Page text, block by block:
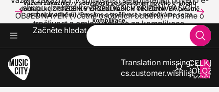
Vážení zákazníci, v souvislosti se spuštěním nového e-shopu
dochází ke ZPOŽDĚNÍ VYŘÍZENÍ VAŠICH OBJEDNÁVEK (včetně
osobních odběrů). Prosíme o trpělivost a omlouváme se za
komplikace.
shopu dochází ke ZPOŽDĚNÍ VYŘÍZENÍ VAŠICH
OBJEDNÁVEK (včetně osobních odběrů). Prosíme o
trpělivost a omlouváme se za komplikace.
Začněte hledat
Translation missing:
cs.customer.wishlist
V
0